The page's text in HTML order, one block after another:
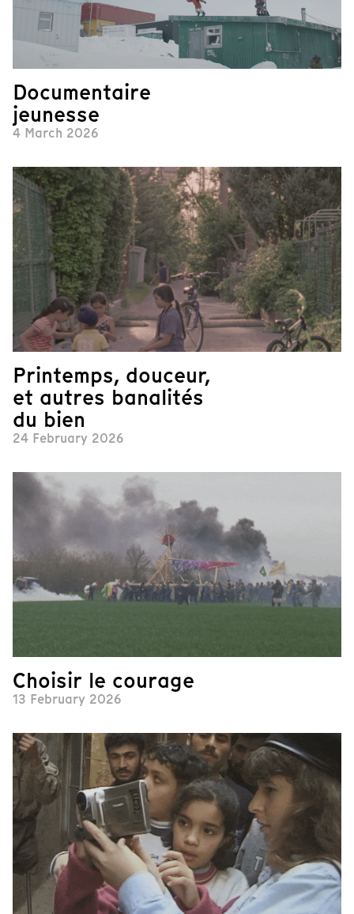
Documentaire
jeunesse
4 March 2026
Printemps, douceur,
et autres banalités
du bien
24 February 2026
Choisir le courage
13 February 2026